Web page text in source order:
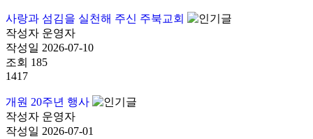
사랑과 섬김을 실천해 주신 주북교회
작성자 운영자
작성일 2026-07-10
조회 185
1417
개원 20주년 행사
작성자 운영자
작성일 2026-07-01